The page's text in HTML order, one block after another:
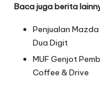
Baca juga berita
Penjualan Mazda
Dua Digit
MUF Genjot
Coffee & Drive